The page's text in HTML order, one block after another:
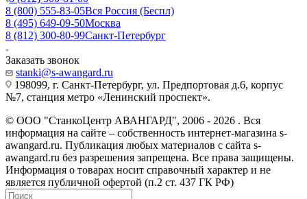
8 (800) 555-83-05Вся Россия (Беспл)
8 (495) 649-09-50Москва
8 (812) 300-80-99Санкт-Петербург
Заказать звонок
stanki@s-awangard.ru
198099, г. Санкт-Петербург, ул. Предпортовая д.6, корпус
№7, станция метро «Ленинский проспект».
© ООО "СтанкоЦентр АВАНГАРД", 2006 - 2026 . Вся
информация на сайте – собственность интернет-магазина s-
awangard.ru. Публикация любых материалов с сайта s-
awangard.ru без разрешения запрещена. Все права защищены.
Информация о товарах носит справочный характер и не
является публичной офертой (п.2 ст. 437 ГК РФ)